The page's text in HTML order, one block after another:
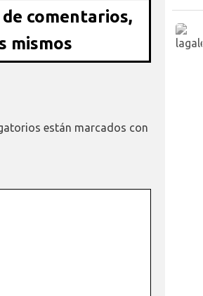
comentarios,
mismos
están marcados con